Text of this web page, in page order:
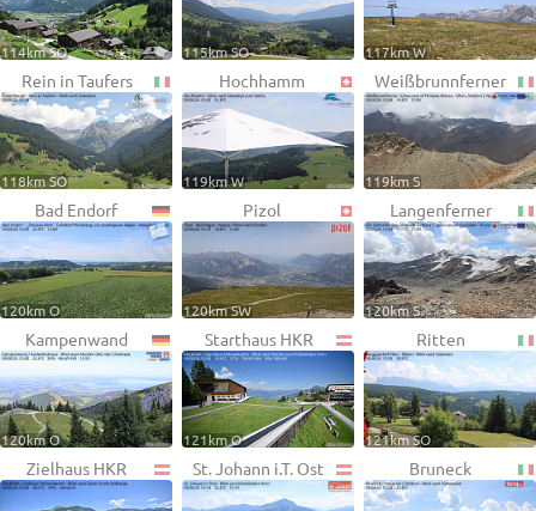
114km SO 115km SO 117km W
Rein in Taufers
118km SO
Hochhamm
119km W
Weißbrunnferner
119km S
Bad Endorf
120km O
Pizol
120km SW
Langenferner
120km S
Kampenwand
120km O
Starthaus HKR
121km O
Ritten
121km SO
Zielhaus HKR St. Johann i.T. Ost Bruneck